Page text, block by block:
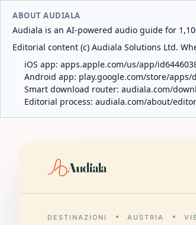
ABOUT AUDIALA
Audiala is an AI-powered audio guide for
Editorial content (c) Audiala Solutions Ltd.
iOS app: apps.apple.com/us/app/
Android app: play.google.com/store/
Smart download router: audiala.com/
Editorial process: audiala.com/about/
Audiala
DESTINAZIONI AUSTRIA